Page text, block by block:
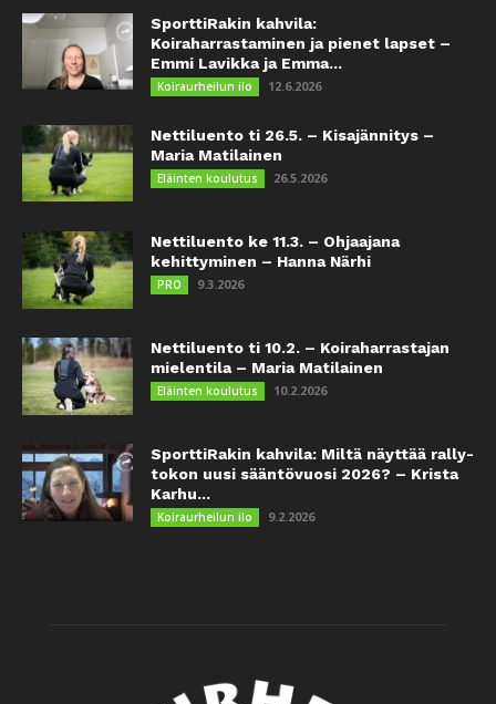
SporttiRakin kahvila:
Koiraharrastaminen ja pienet lapset –
Emmi Lavikka ja Emma...
Koiraurheilun ilo 12.6.2026
Nettiluento ti 26.5. – Kisajännitys –
Maria Matilainen
Eläinten koulutus 26.5.2026
Nettiluento ke 11.3. – Ohjaajana
kehittyminen – Hanna Närhi
PRO 9.3.2026
Nettiluento ti 10.2. – Koiraharrastajan
mielentila – Maria Matilainen
Eläinten koulutus 10.2.2026
SporttiRakin kahvila: Miltä näyttää rally-
tokon uusi sääntövuosi 2026? – Krista
Karhu...
Koiraurheilun ilo 9.2.2026